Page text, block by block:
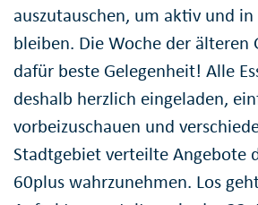
auszutauschen, um aktiv und
bleiben. Die Woche der
dafür beste Gelegenheit! Alle
deshalb herzlich eingeladen,
vorbeizuschauen und
Stadtgebiet verteilte Angebote
60plus wahrzunehmen. Los